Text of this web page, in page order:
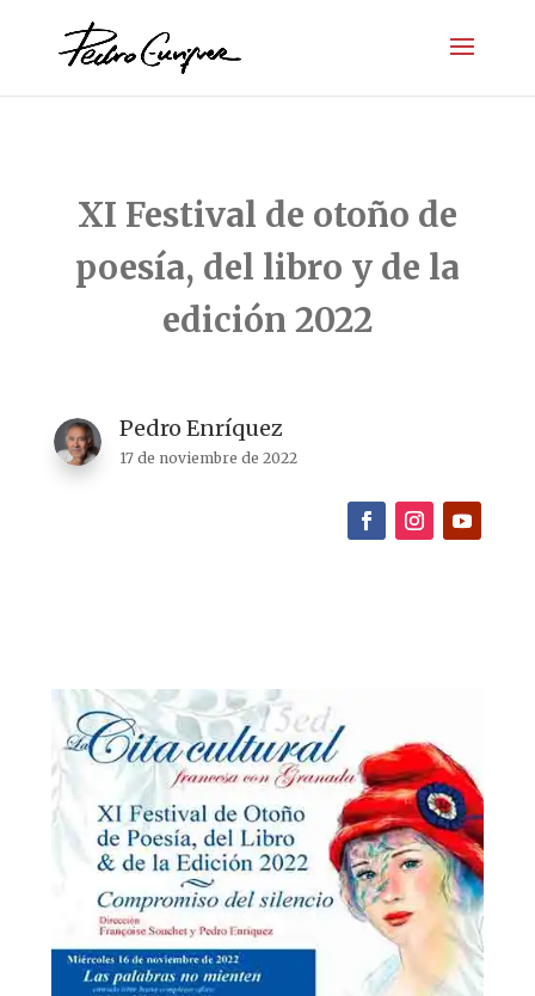
XI Festival de otoño de
poesía, del libro y de la
edición 2022
Pedro Enríquez
17 de noviembre de 2022